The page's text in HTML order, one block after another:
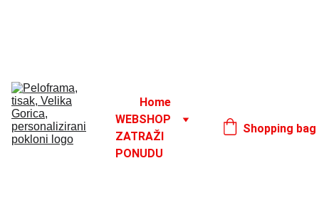
Home
WEBSHOP
ZATRAŽI
PONUDU
Shopping bag